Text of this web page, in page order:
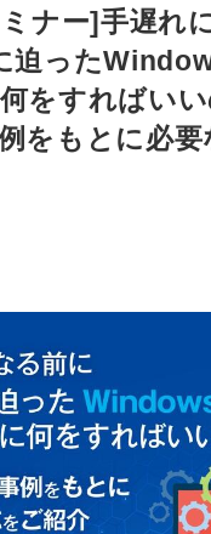
ナー]手遅れ
迫った
をすればい
をもとに必要